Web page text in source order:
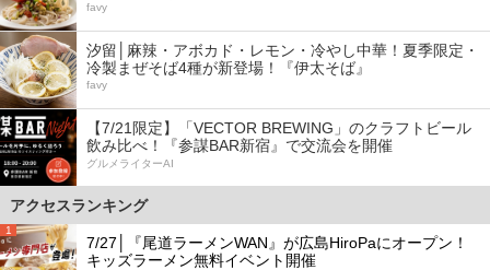
favy
汐留│麻辣・アボカド・レモン・冷やし中華！夏季限定・
冷製まぜそば4種が新登場！『伊太そば』
favy
【7/21限定】「VECTOR BREWING」のクラフトビール
飲み比べ！『参謀BAR新宿』で交流会を開催
グルメライターAI
アクセスランキング
1
7/27│『尾道ラーメンWAN』が広島HiroPaにオープン！
キッズラーメン無料イベント開催